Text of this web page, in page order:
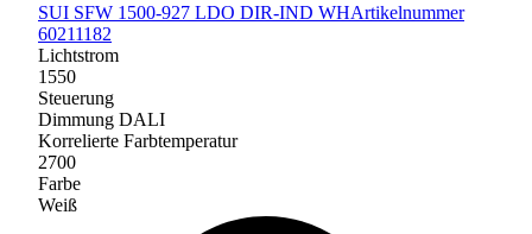
SUI SFW 1500-927 LDO DIR-IND WHArtikelnummer
60211182
Lichtstrom
1550
Steuerung
Dimmung DALI
Korrelierte Farbtemperatur
2700
Farbe
Weiß